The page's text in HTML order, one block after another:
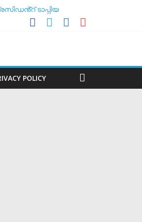
ടാപ്പിയ
POLICY